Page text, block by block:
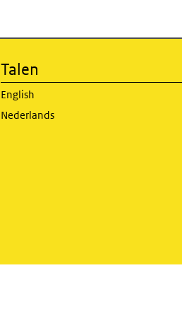
Talen
English
Nederlands